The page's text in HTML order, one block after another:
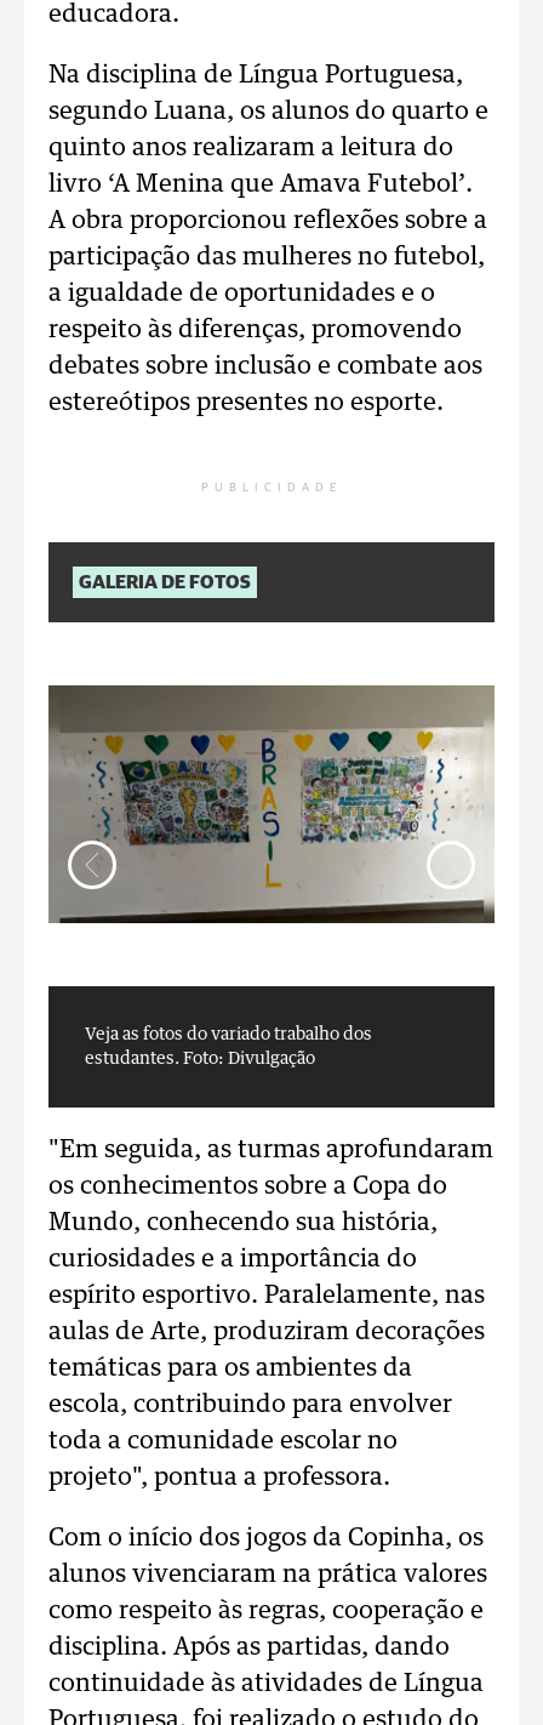
educadora.
Na disciplina de Língua Portuguesa,
segundo Luana, os alunos do quarto e
quinto anos realizaram a leitura do
livro ‘A Menina que Amava Futebol’.
A obra proporcionou reflexões sobre a
participação das mulheres no futebol,
a igualdade de oportunidades e o
respeito às diferenças, promovendo
debates sobre inclusão e combate aos
estereótipos presentes no esporte.
PUBLICIDADE
GALERIA DE FOTOS
Veja as fotos do variado trabalho dos
estudantes. Foto: Divulgação
"Em seguida, as turmas aprofundaram
os conhecimentos sobre a Copa do
Mundo, conhecendo sua história,
curiosidades e a importância do
espírito esportivo. Paralelamente, nas
aulas de Arte, produziram decorações
temáticas para os ambientes da
escola, contribuindo para envolver
toda a comunidade escolar no
projeto", pontua a professora.
Com o início dos jogos da Copinha, os
alunos vivenciaram na prática valores
como respeito às regras, cooperação e
disciplina. Após as partidas, dando
continuidade às atividades de Língua
Portuguesa, foi realizado o estudo do